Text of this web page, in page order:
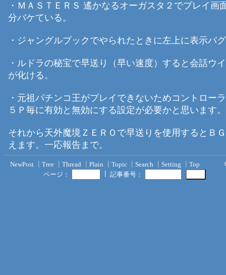
・ＭＡＳＴＥＲＳ 遙かなるオーガスタ２でプレイ画
分バケている。
・ジャングルブックでやられたときに左上に表示バ
・ルドラの秘宝で早送り（早い速度）すると会話ウ
が化ける。
・元祖パチンコ王がプレイできないためコントロー
５Ｐ毎に有効と無効にする設定が必要かと思います。
それから天外魔境ＺＥＲＯで早送りを使用するとＢ
えます。一応報告まで。
NewPost Tree Thread Plain Topic Search Setting Top
ページ：
記事番号：